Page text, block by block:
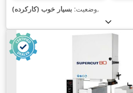
وضعیت: بسیار خوب (کارکرده) ,